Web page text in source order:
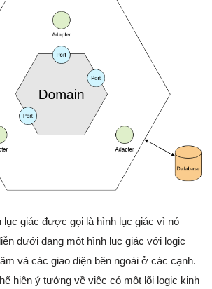
lục giác được gọi là hình lục giác vì nó
dưới dạng một hình lục giác với logic
và các giao diện bên ngoài ở các cạnh.
hiện ý tưởng về việc có một lõi logic kinh